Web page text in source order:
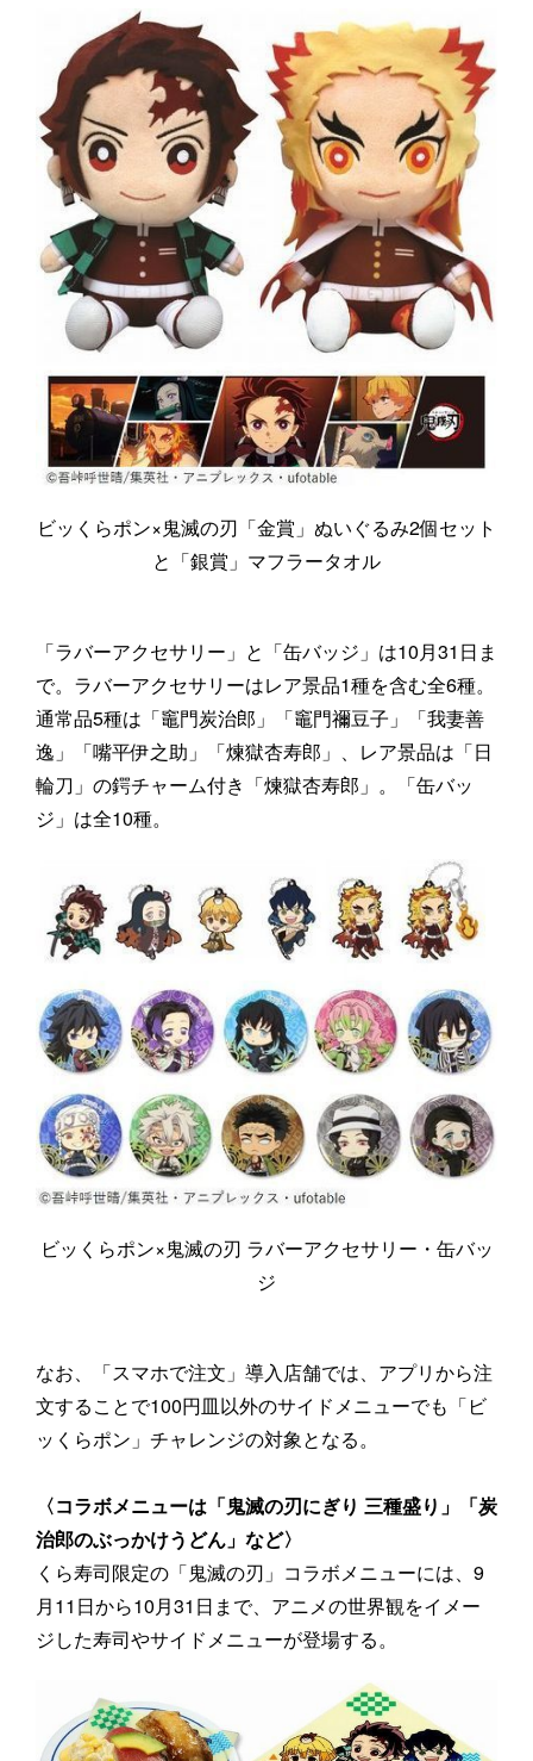
ビッくらポン×鬼滅の刃「金賞」ぬいぐるみ2個セット
と「銀賞」マフラータオル
「ラバーアクセサリー」と「缶バッジ」は10月31日ま
で。ラバーアクセサリーはレア景品1種を含む全6種。
通常品5種は「竈門炭治郎」「竈門禰豆子」「我妻善
逸」「嘴平伊之助」「煉獄杏寿郎」、レア景品は「日
輪刀」の鍔チャーム付き「煉獄杏寿郎」。「缶バッ
ジ」は全10種。
ビッくらポン×鬼滅の刃 ラバーアクセサリー・缶バッ
ジ
なお、「スマホで注文」導入店舗では、アプリから注
文することで100円皿以外のサイドメニューでも「ビ
ッくらポン」チャレンジの対象となる。
〈コラボメニューは「鬼滅の刃にぎり 三種盛り」「炭
治郎のぶっかけうどん」など〉
くら寿司限定の「鬼滅の刃」コラボメニューには、9
月11日から10月31日まで、アニメの世界観をイメー
ジした寿司やサイドメニューが登場する。